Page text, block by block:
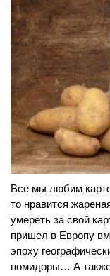
Все мы любим
то нравится
умереть за свой
пришел в Европу
эпоху
помидоры… А